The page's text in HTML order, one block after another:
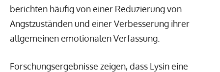
berichten häufig von einer Reduzierung von
Angstzuständen und einer Verbesserung ihrer
allgemeinen emotionalen Verfassung.
Forschungsergebnisse zeigen, dass Lysin eine